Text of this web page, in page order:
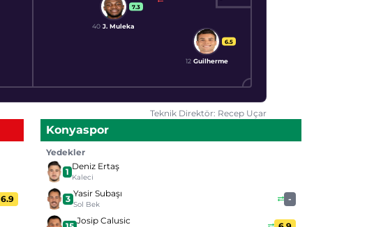
6.5
12 Guilherme
7.3
40 J. Muleka
Teknik Direktör: Recep Uçar
6.9
Konyaspor
Yedekler
1 Deniz Ertaş
Kaleci
3 Yasir Subaşı
Sol Bek
-
Josip Calusic